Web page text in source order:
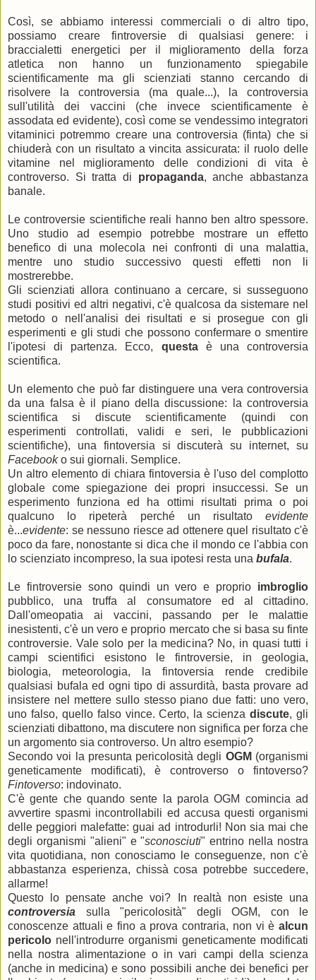
Così, se abbiamo interessi commerciali o di altro tipo,
possiamo creare fintroversie di qualsiasi genere: i
braccialetti energetici per il miglioramento della forza
atletica non hanno un funzionamento spiegabile
scientificamente ma gli scienziati stanno cercando di
risolvere la controversia (ma quale...), la controversia
sull'utilità dei vaccini (che invece scientificamente è
assodata ed evidente), così come se vendessimo integratori
vitaminici potremmo creare una controversia (finta) che si
chiuderà con un risultato a vincita assicurata: il ruolo delle
vitamine nel miglioramento delle condizioni di vita è
controverso. Si tratta di propaganda, anche abbastanza
banale.
Le controversie scientifiche reali hanno ben altro spessore.
Uno studio ad esempio potrebbe mostrare un effetto
benefico di una molecola nei confronti di una malattia,
mentre uno studio successivo questi effetti non li
mostrerebbe.
Gli scienziati allora continuano a cercare, si susseguono
studi positivi ed altri negativi, c'è qualcosa da sistemare nel
metodo o nell'analisi dei risultati e si prosegue con gli
esperimenti e gli studi che possono confermare o smentire
l'ipotesi di partenza. Ecco, questa è una controversia
scientifica.
Un elemento che può far distinguere una vera controversia
da una falsa è il piano della discussione: la controversia
scientifica si discute scientificamente (quindi con
esperimenti controllati, validi e seri, le pubblicazioni
scientifiche), una fintoversia si discuterà su internet, su
Facebooko sui giornali. Semplice.
Un altro elemento di chiara fintoversia è l'uso del complotto
globale come spiegazione dei propri insuccessi. Se un
esperimento funziona ed ha ottimi risultati prima o poi
qualcuno lo ripeterà perché un risultato evidente
è...evidente: se nessuno riesce ad ottenere quel risultato c'è
poco da fare, nonostante si dica che il mondo ce l'abbia con
lo scienziato incompreso, la sua ipotesi resta una bufala.
Le fintroversie sono quindi un vero e proprio imbroglio
pubblico, una truffa al consumatore ed al cittadino.
Dall'omeopatia ai vaccini, passando per le malattie
inesistenti, c'è un vero e proprio mercato che si basa su finte
controversie. Vale solo per la medicina? No, in quasi tutti i
campi scientifici esistono le fintroversie, in geologia,
biologia, meteorologia, la fintoversia rende credibile
qualsiasi bufala ed ogni tipo di assurdità, basta provare ad
insistere nel mettere sullo stesso piano due fatti: uno vero,
uno falso, quello falso vince. Certo, la scienzadiscute, gli
scienziati dibattono, ma discutere non significa per forza che
un argomento sia controverso. Un altro esempio?
Secondo voi la presunta pericolosità degli OGM (organismi
geneticamente modificati), è controverso o fintoverso?
Fintoverso: indovinato.
C'è gente che quando sente la parola OGM comincia ad
avvertire spasmi incontrollabili ed accusa questi organismi
delle peggiori malefatte: guai ad introdurli! Non sia mai che
degli organismi "alieni" e "sconosciuti" entrino nella nostra
vita quotidiana, non conosciamo le conseguenze, non c'è
abbastanza esperienza, chissà cosa potrebbe succedere,
allarme!
Questo lo pensate anche voi? In realtà non esiste una
controversia sulla "pericolosità" degli OGM, con le
conoscenze attuali e fino a prova contraria, non vi è alcun
pericolo nell'introdurre organismi geneticamente modificati
nella nostra alimentazione o in vari campi della scienza
(anche in medicina) e sono possibili anche dei benefici per